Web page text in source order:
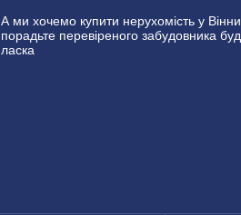
А ми хочемо купити нерухомість у
порадьте перевіреного забудовника
ласка